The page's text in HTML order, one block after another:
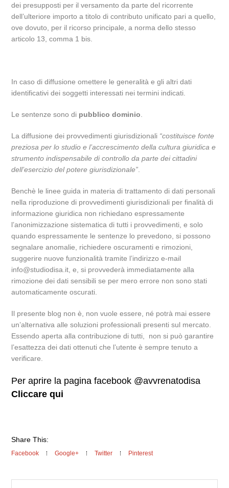
dei presupposti per il versamento da parte del ricorrente
dell’ulteriore importo a titolo di contributo unificato pari a quello,
ove dovuto, per il ricorso principale, a norma dello stesso
articolo 13, comma 1 bis.
In caso di diffusione omettere le generalità e gli altri dati
identificativi dei soggetti interessati nei termini indicati.
Le sentenze sono di pubblico dominio
La diffusione dei provvedimenti giurisdizionali “costituisce fonte
preziosa per lo studio e l’accrescimento della cultura giuridica e
strumento indispensabile di controllo da parte dei cittadini
dell’esercizio del potere giurisdizionale”
Benchè le linee guida in materia di trattamento di dati personali
nella riproduzione di provvedimenti giurisdizionali per finalità di
informazione giuridica non richiedano espressamente
l’anonimizzazione sistematica di tutti i provvedimenti, e solo
quando espressamente le sentenze lo prevedono, si possono
segnalare anomalie, richiedere oscuramenti e rimozioni,
suggerire nuove funzionalità tramite l’indirizzo e-mail
info@studiodisa.it, e, si provvederà immediatamente alla
rimozione dei dati sensibili se per mero errore non sono stati
automaticamente oscurati.
Il presente blog non è, non vuole essere, né potrà mai essere
un’alternativa alle soluzioni professionali presenti sul mercato.
Essendo aperta alla contribuzione di tutti, non si può garantire
l’esattezza dei dati ottenuti che l’utente è sempre tenuto a
verificare.
Per aprire la pagina facebook @avvrenatodisa
Cliccare qui
Share This:
Facebook Google+ Twitter Pinterest